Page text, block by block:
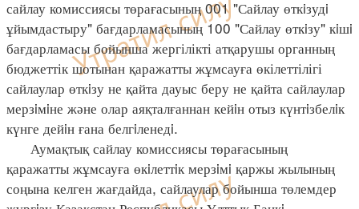
сайлау комиссиясы төрағасының 001 "Сайлау өткiзудi
ұйымдастыру" бағдарламасының 100 "Сайлау өткiзу" кiшi
бағдарламасы бойынша жергілікті атқарушы органның
бюджеттік шотынан қаражатты жұмсауға өкілеттілігі
сайлаулар өткiзу не қайта дауыс беру не қайта сайлаулар
мерзiмiне және олар аяқталғаннан кейiн отыз күнтiзбелiк
күнге дейiн ғана белгiленедi.
Аумақтық сайлау комиссиясы төрағасының
қаражатты жұмсауға өкiлеттiк мерзiмi қаржы жылының
соңына келген жағдайда, сайлаулар бойынша төлемдер